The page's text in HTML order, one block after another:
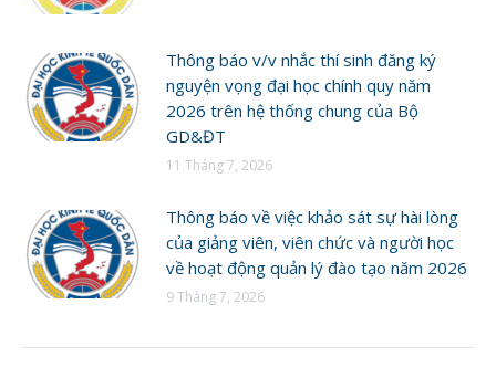
Thông báo v/v nhắc thí sinh đăng ký
nguyện vọng đại học chính quy năm
2026 trên hệ thống chung của Bộ
GD&ĐT
11 Tháng 7, 2026
Thông báo về việc khảo sát sự hài lòng
của giảng viên, viên chức và người học
về hoạt động quản lý đào tạo năm 2026
9 Tháng 7, 2026